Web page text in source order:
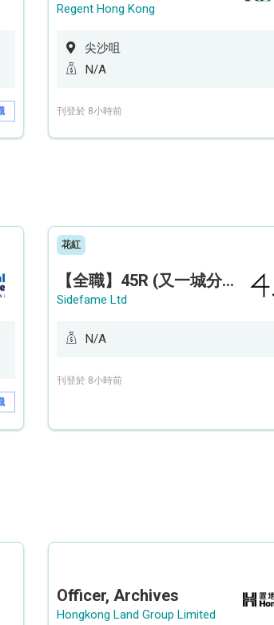
Regent Hong Kong
尖沙咀
N/A
刊登於 8小時前
花紅
【全職】45R (又一城分店) Sales Operation Assistant 銷售營運助理【永久保證佣金+新人獎金$3,000】
Sidefame Ltd
N/A
刊登於 8小時前
Officer, Archives
Hongkong Land Group Limited